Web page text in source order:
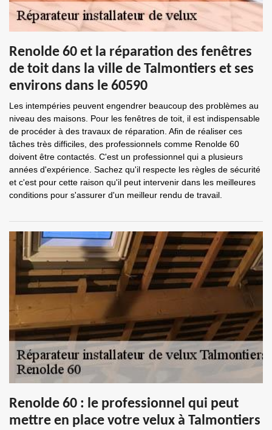
Renolde 60 et la réparation des fenêtres
de toit dans la ville de Talmontiers et ses
environs dans le 60590
Les intempéries peuvent engendrer beaucoup des problèmes au
niveau des maisons. Pour les fenêtres de toit, il est indispensable
de procéder à des travaux de réparation. Afin de réaliser ces
tâches très difficiles, des professionnels comme Renolde 60
doivent être contactés. C'est un professionnel qui a plusieurs
années d'expérience. Sachez qu'il respecte les règles de sécurité
et c'est pour cette raison qu'il peut intervenir dans les meilleures
conditions pour s'assurer d'un meilleur rendu de travail.
Renolde 60 : le professionnel qui peut
mettre en place votre velux à Talmontiers